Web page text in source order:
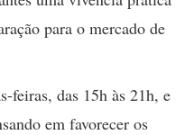
para o mercado de
feiras, das 15h às 21h, e
em favorecer os